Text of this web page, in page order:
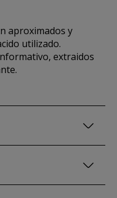
aproximados y
utilizado.
extraidos